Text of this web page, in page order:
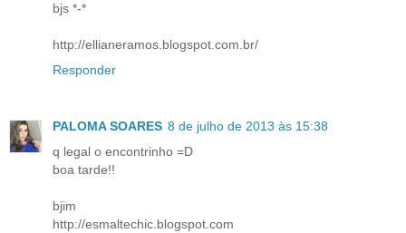
bjs *-*
http://ellianeramos.blogspot.com.br/
Responder
PALOMA SOARES 8 de julho de 2013 às 15:38
q legal o encontrinho =D
boa tarde!!
bjim
http://esmaltechic.blogspot.com